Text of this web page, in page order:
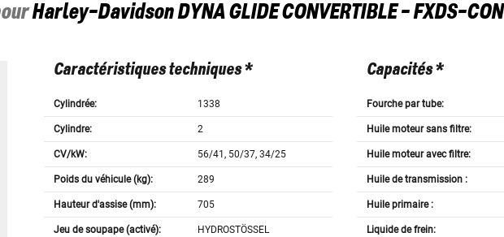
Harley-DavidsonDYNA GLIDE CONVERTIBLE - FXDS-CON
Caractéristiques techniques *
Cylindrée: 1338
Cylindre: 2
CV/kW: 56/41, 50/37, 34/25
Poids du véhicule (kg): 289
Hauteur d'assise (mm): 705
Jeu de soupape (activé): HYDROSTÖSSEL
Capacités *
Fourche par tube:
Huile moteur sans filtre:
Huile moteur avec filtre:
Huile de transmission :
Huile primaire :
Liquide de frein: